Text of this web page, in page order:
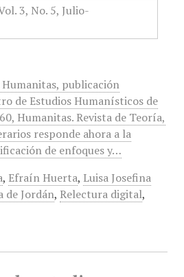
publicación
de Estudios Humanísticos de
Humanitas. Revista de Teoría,
responde ahora a la
de enfoques y…
, Efraín Huerta, Luisa Josefina
de Jordán, Relectura digital,